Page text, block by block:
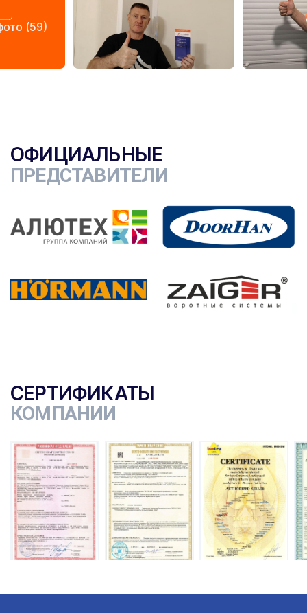
(59)
ОФИЦИАЛЬНЫЕ
ПРЕДСТАВИТЕЛИ
СЕРТИФИКАТЫ
КОМПАНИИ